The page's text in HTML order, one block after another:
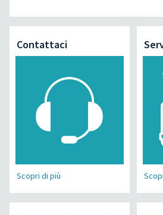
Contattaci
Scopri di più